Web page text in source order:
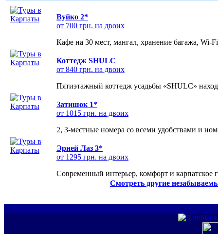
Вуйко 2*
от 700 грн. на двоих
Кафе на 30 мест, мангал, хранение багажа, Wi-
Коттедж SHULC
от 840 грн. на двоих
Пятиэтажный коттедж усадьбы «SHULC»
Затишок 1*
от 1015 грн. на двоих
2, 3-местные номера со всеми удобствами и
Эрней Лаз 3*
от 1295 грн. на двоих
Современный интерьер, комфорт и карпатское
Смотреть другие